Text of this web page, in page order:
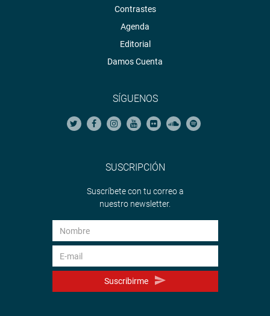
Contrastes
Agenda
Editorial
Damos Cuenta
SÍGUENOS
SUSCRIPCIÓN
Suscríbete con tu correo a
nuestro newsletter.
Suscribirme